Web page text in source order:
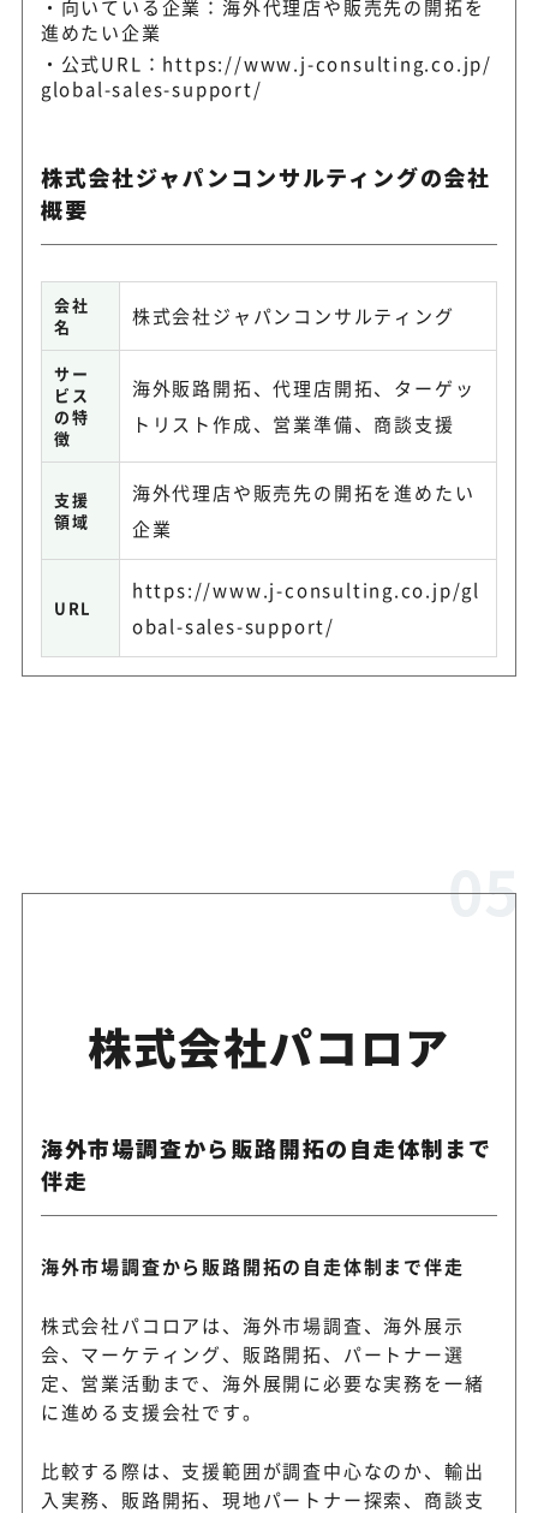
向いている企業：海外代理店や販売先の開拓を
進めたい企業
公式URL： https://www.j-consulting.co.jp/
global-sales-support/
株式会社ジャパンコンサルティングの会社
概要
会社
名
株式会社ジャパンコンサルティング
サー
ビス
の特
徴
海外販路開拓、代理店開拓、ターゲッ
トリスト作成、営業準備、商談支援
支援
領域
海外代理店や販売先の開拓を進めたい
企業
URL
https://www.j-consulting.co.jp/gl
obal-sales-support/
株式会社パコロア
海外市場調査から販路開拓の自走体制まで
伴走
海外市場調査から販路開拓の自走体制まで伴走
株式会社パコロアは、海外市場調査、海外展示
会、マーケティング、販路開拓、パートナー選
定、営業活動まで、海外展開に必要な実務を一緒
に進める支援会社です。
比較する際は、支援範囲が調査中心なのか、輸出
入実務、販路開拓、現地パートナー探索、商談支